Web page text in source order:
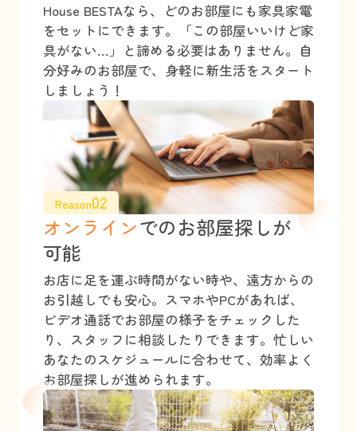
House BESTAなら、どのお部屋にも家具家電
をセットにできます。「この部屋いいけど家
具がない…」と諦める必要はありません。自
分好みのお部屋で、身軽に新生活をスタート
しましょう！
Reason02
オンラインでのお部屋探しが
可能
お店に足を運ぶ時間がない時や、遠方からの
お引越しでも安心。スマホやPCがあれば、
ビデオ通話でお部屋の様子をチェックした
り、スタッフに相談したりできます。忙しい
あなたのスケジュールに合わせて、効率よく
お部屋探しが進められます。